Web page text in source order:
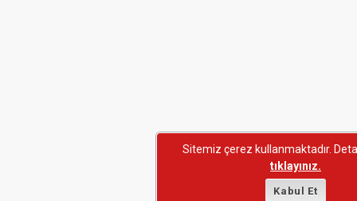
Sitemiz çerez kullanmaktadır.
tıklayınız.
Kabul Et